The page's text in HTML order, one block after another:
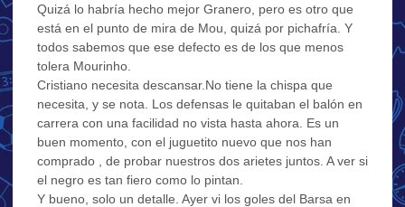
Quizá lo habría hecho mejor Granero, pero es otro que
está en el punto de mira de Mou, quizá por pichafría. Y
todos sabemos que ese defecto es de los que menos
tolera Mourinho.
Cristiano necesita descansar.No tiene la chispa que
necesita, y se nota. Los defensas le quitaban el balón en
carrera con una facilidad no vista hasta ahora. Es un
buen momento, con el juguetito nuevo que nos han
comprado , de probar nuestros dos arietes juntos. A ver si
el negro es tan fiero como lo pintan.
Y bueno, solo un detalle. Ayer vi los goles del Barsa en